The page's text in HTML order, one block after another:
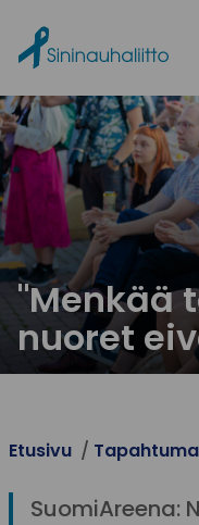
"Menkää
nuoret
Etusivu
SuomiAreena: